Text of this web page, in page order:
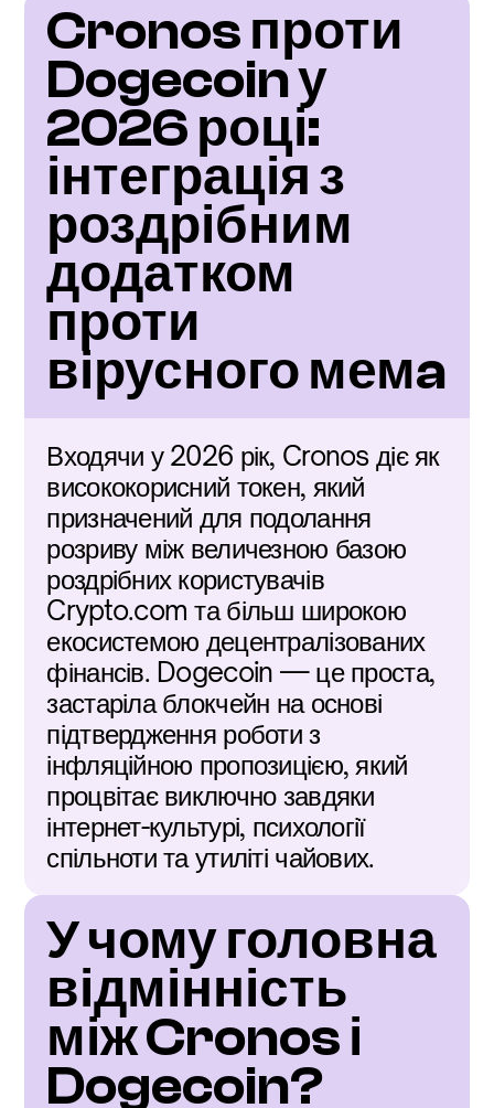
Cronos проти
Dogecoin у
2026 році:
інтеграція з
роздрібним
додатком
проти
вірусного мемa
Входячи у 2026 рік, Cronos діє як
висококорисний токен, який
призначений для подолання
розриву між величезною базою
роздрібних користувачів
Crypto.com та більш широкою
екосистемою децентралізованих
фінансів. Dogecoin — це проста,
застаріла блокчейн на основі
підтвердження роботи з
інфляційною пропозицією, який
процвітає виключно завдяки
інтернет-культурі, психології
спільноти та утиліті чайових.
У чому головна
відмінність
між Cronos і
Dogecoin?